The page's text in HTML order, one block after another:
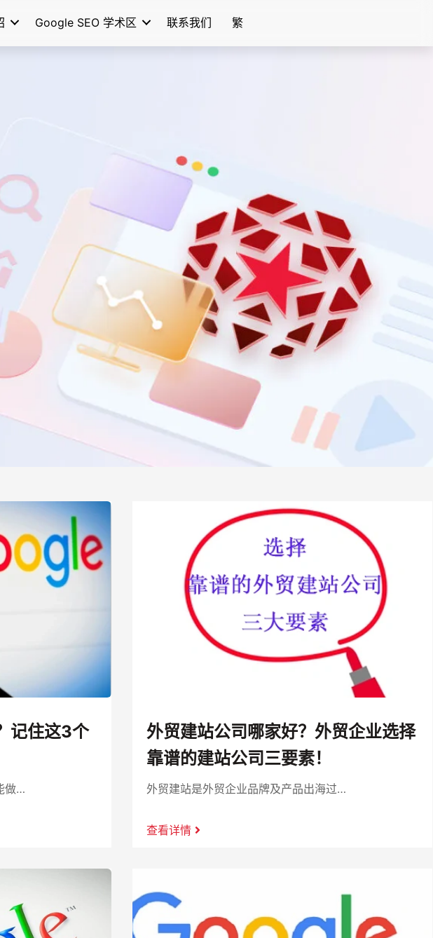
Google SEO 学术区 联系我们 繁
记住这3个
做…
外贸建站公司哪家好？外贸企业选择
靠谱的建站公司三要素！
外贸建站是外贸企业品牌及产品出海过…
查看详情